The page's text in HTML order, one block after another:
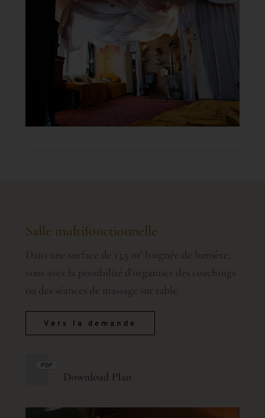
Salle multifonctionnelle
Dans une surface de 13,5 m² baignée de lumière,
vous avez la possibilité d’organiser des coachings
ou des séances de massage sur table.
Vers la demande